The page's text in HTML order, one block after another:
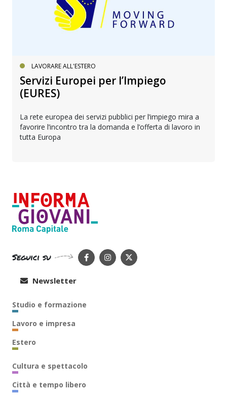
LAVORARE ALL'ESTERO
Servizi Europei per l’Impiego
(EURES)
La rete europea dei servizi pubblici per l’impiego mira a
favorire l’incontro tra la domanda e l’offerta di lavoro in
tutta Europa
Seguici su
Newsletter
Studio e formazione
Lavoro e impresa
Estero
Cultura e spettacolo
Città e tempo libero